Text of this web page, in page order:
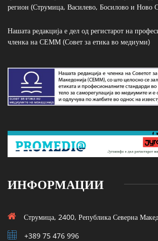
регион (Струмица, Василево, Босилово и Ново
Нашата редакција е дел од регистарот на
членка на СЕММ (Совет за етика во медиуми)
ИНФОРМАЦИИ
Струмица, 2400, Република Северна
+389 75 476 996